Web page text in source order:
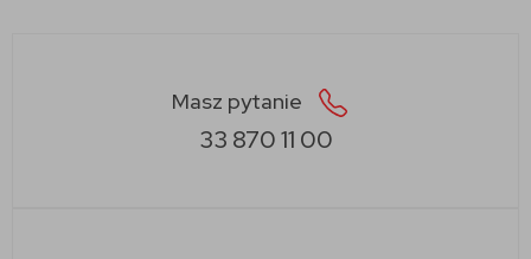
Masz pytanie
33 870 11 00